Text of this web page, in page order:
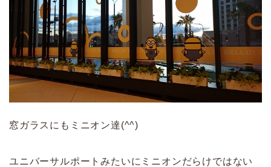
窓ガラスにもミニオン達(^^)
ユニバーサルポートみたいにミニオンだらけではない